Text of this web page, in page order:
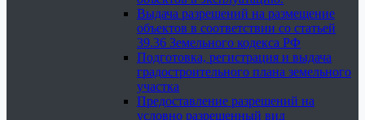
Выдача разрешений на размещение
объектов в соответствии со статьей
39.36 Земельного кодекса РФ
Подготовка, регистрация и выдача
градостроительного плана земельного
участка
Предоставление разрешений на
условно разрешенный вид